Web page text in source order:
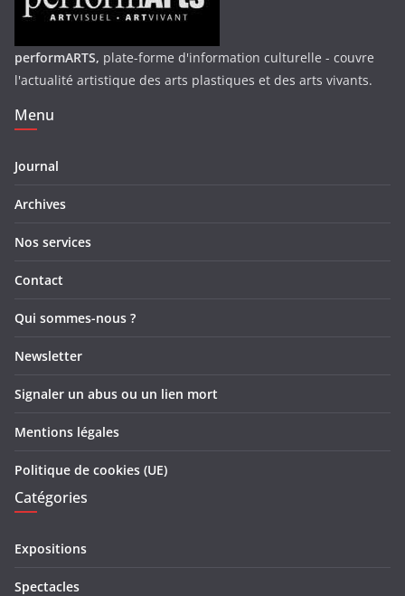
performARTS, plate-forme d'information culturelle - couvre
l'actualité artistique des arts plastiques et des arts vivants.
Menu
Journal
Archives
Nos services
Contact
Qui sommes-nous ?
Newsletter
Signaler un abus ou un lien mort
Mentions légales
Politique de cookies (UE)
Catégories
Expositions
Spectacles